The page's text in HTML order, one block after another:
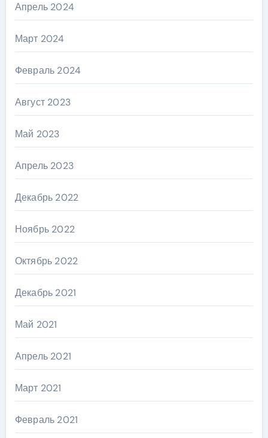
Апрель 2024
Март 2024
Февраль 2024
Август 2023
Май 2023
Апрель 2023
Декабрь 2022
Ноябрь 2022
Октябрь 2022
Декабрь 2021
Май 2021
Апрель 2021
Март 2021
Февраль 2021